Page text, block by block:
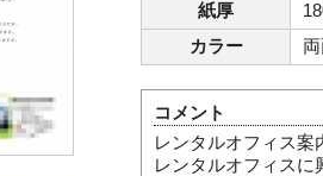
紙厚
カラー
コメント
レンタルオフィス案
レンタルオフィスに